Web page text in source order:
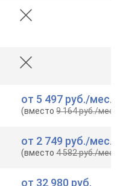
от 5 497 руб./мес.
(вместо9 164 руб./мес.
от 2 749 руб./мес.
(вместо4 582 руб./мес.
от 32 980 руб.